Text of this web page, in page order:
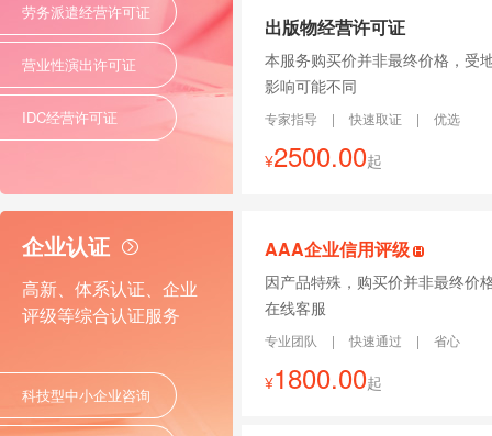
劳务派遣经营许可证
营业性演出许可证
IDC经营许可证
出版物经营许可证
本服务购买价并非最终价格，受
影响可能不同
专家指导 | 快速取证 | 优选
¥2500.00起
企业认证
高新、体系认证、企业
评级等综合认证服务
科技型中小企业咨询
AAA企业信用评级
因产品特殊，购买价并非最终价
在线客服
专业团队 | 快速通过 | 省心
¥1800.00起